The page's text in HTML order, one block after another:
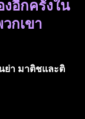
อีกครั้งใน
กเขา
ย่า มาติชและติ